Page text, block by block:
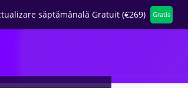
săptămânală Gratuit (€269) Gratis